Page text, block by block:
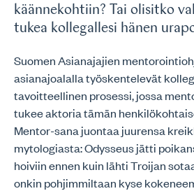
käännekohtiin? Tai olisitko
tukea kollegallesi hänen
Suomen Asianajajien
asianajoalalla työskentelevät
tavoitteellinen prosessi, jossa
tukee aktoria tämän
Mentor-sana juontaa juurensa
mytologiasta: Odysseus jätti
hoiviin ennen kuin lähti Troijan
onkin pohjimmiltaan kyse